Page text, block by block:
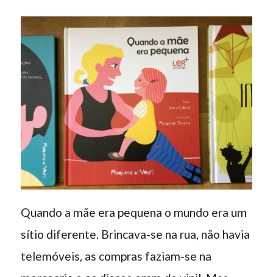
Quando a mãe era pequena o mundo era um
sítio diferente. Brincava-se na rua, não havia
telemóveis, as compras faziam-se na